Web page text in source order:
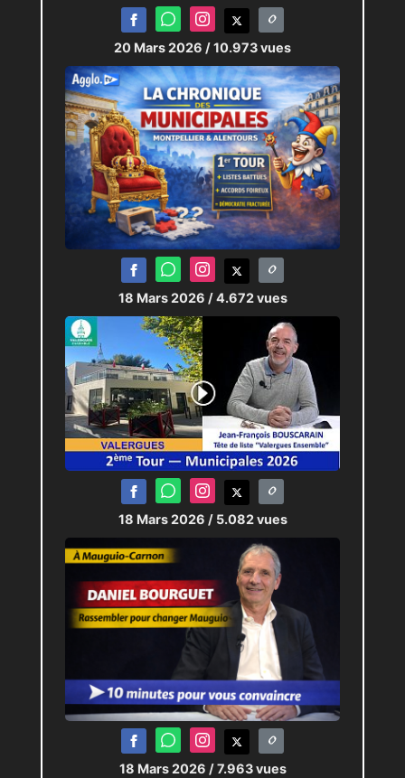
20 Mars 2026 / 10.973 vues
18 Mars 2026 / 4.672 vues
18 Mars 2026 / 5.082 vues
18 Mars 2026 / 7.963 vues